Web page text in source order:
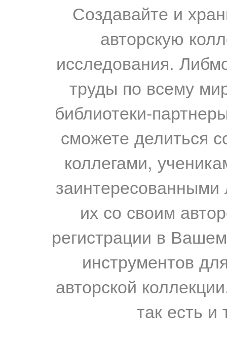
Создавайте и
авторскую
исследования.
труды по всему
библиотеки-
сможете делиться
коллегами,
их со своим
регистрации в
инструментов
авторской
так есть и